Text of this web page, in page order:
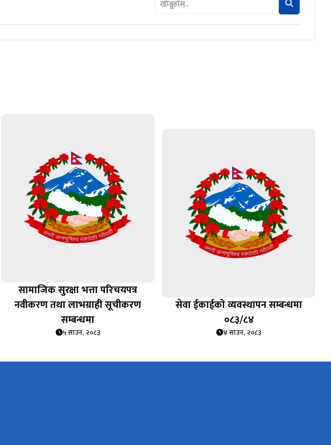
सामाजिक सुरक्षा भत्ता परिचयपत्र
नवीकरण तथा लाभग्राही सूचीकरण
सम्बन्धमा
५ साउन, २०८३
सेवा ईकाईको व्यवस्थापन सम्बन्धमा
०८३/८४
४ साउन, २०८३